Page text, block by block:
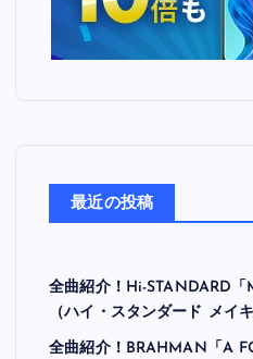
最近の投稿
全曲紹介！Hi-STANDARD
（ハイ・スタンダード メイ
全曲紹介！BRAHMAN「A